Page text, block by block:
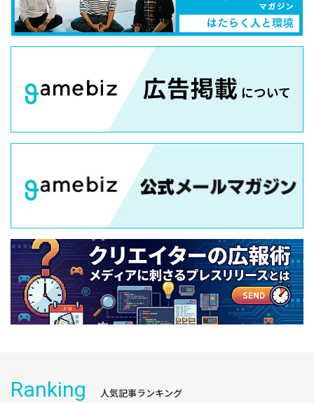
Ranking 人気記事ランキング